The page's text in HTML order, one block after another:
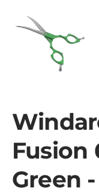
Fusion
Green